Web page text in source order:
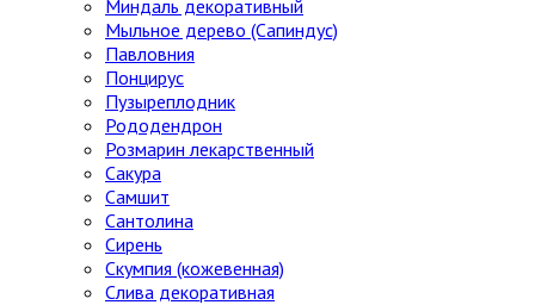
Миндаль декоративный
Мыльное дерево (Сапиндус)
Павловния
Понцирус
Пузыреплодник
Рододендрон
Розмарин лекарственный
Сакура
Самшит
Сантолина
Сирень
Скумпия (кожевенная)
Слива декоративная